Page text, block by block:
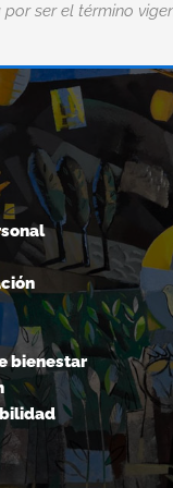
ser el término
“EL
bienestar